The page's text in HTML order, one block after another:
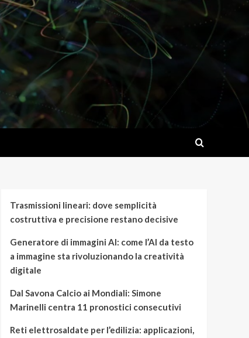
Trasmissioni lineari: dove semplicità
costruttiva e precisione restano decisive
Generatore di immagini AI: come l’AI da testo
a immagine sta rivoluzionando la creatività
digitale
Dal Savona Calcio ai Mondiali: Simone
Marinelli centra 11 pronostici consecutivi
Reti elettrosaldate per l’edilizia: applicazioni,